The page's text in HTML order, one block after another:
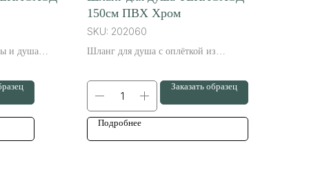
и душа
прослужит
150см ПВХ Хром
SKU: 202060
Шланг для душа с оплёткой из
из ПВХ обеспечит износостойкость и
прочность вашей душевой системе.
Заказать образец
Подробнее